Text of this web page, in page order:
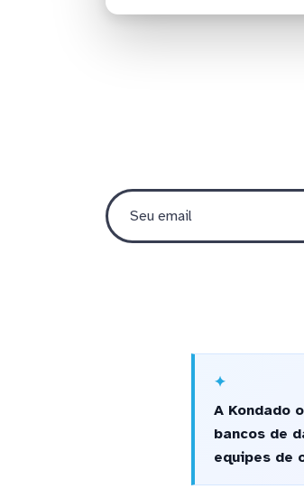
A Kondado
bancos de
equipes de